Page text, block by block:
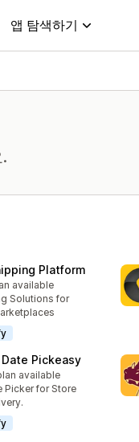
앱 탐색하기
Platform
available
Solutions for
Pickeasy
available
Picker for Store